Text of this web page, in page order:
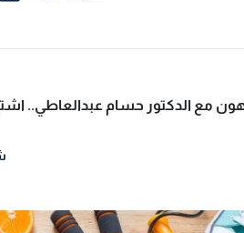
مع الدكتور حسام عبدالعاطي..